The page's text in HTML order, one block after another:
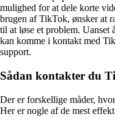
mulighed for at dele korte
brugen af TikTok, ønsker at
til at løse et problem. Uanset
kan komme i kontakt med
support.
Sådan kontakter du
Der er forskellige måder,
Her er nogle af de mest